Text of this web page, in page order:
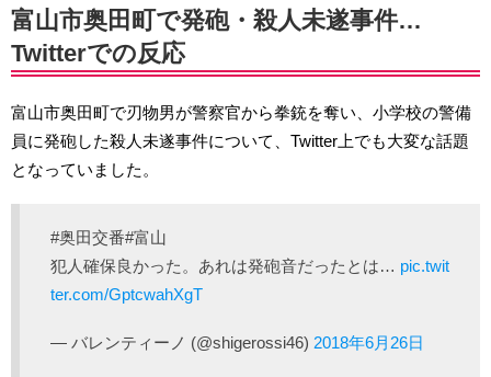
富山市奥田町で発砲・殺人未遂事件…
Twitterでの反応
富山市奥田町で刃物男が警察官から拳銃を奪い、小学校の警備
員に発砲した殺人未遂事件について、Twitter上でも大変な話題
となっていました。
#奥田交番#富山
犯人確保良かった。あれは発砲音だったとは… pic.twit
ter.com/GptcwahXgT
— バレンティーノ (@shigerossi46) 2018年6月26日